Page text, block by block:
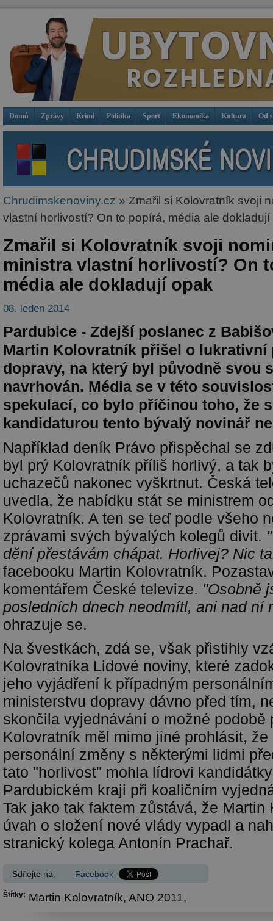
Domů Zprávy Krimi Politika Sport Ekonomika Kultura Od
Chrudimskenoviny.cz » Zmařil si Kolovratník svoji
vlastní horlivostí? On to popírá, média ale dokladují
Zmařil si Kolovratník svoji
ministra vlastní horlivostí? On
média ale dokladují opak
08. leden 2014
Pardubice - Zdejší poslanec z
Martin Kolovratník přišel o lukrativní
dopravy, na který byl původně svou
navrhován. Média se v této
spekulací, co bylo příčinou toho, že
kandidaturou tento bývalý novinář
Například deník Právo přispěchal se
byl prý Kolovratník příliš horlivý, a tak
uchazečů nakonec vyškrtnut. Česká
uvedla, že nabídku stát se ministrem
Kolovratník. A ten se teď podle všeho
zprávami svých bývalých kolegů divit.
dění přestávám chápat. Horlivej? Nic
facebooku Martin Kolovratník.
komentářem České televize. "Osobně
posledních dnech neodmítl, ani nad ní
ohrazuje se.
Na švestkách, zdá se, však přistihly
Kolovratníka Lidové noviny, které
jeho vyjádření k případným
ministerstvu dopravy dávno před tím,
skončila vyjednávání o možné podobě
Kolovratník měl mimo jiné prohlásit, že
personální změny s některými lidmi
tato "horlivost" mohla lídrovi
Pardubickém kraji při koaličním
Tak jako tak faktem zůstává, že Martin
úvah o složení nové vlády vypadl a
stranický kolega Antonín Prachař.
Sdílejte na: Facebook
Štítky: Martin Kolovratník, ANO 2011,